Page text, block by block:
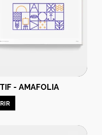
- AMAFOLIA